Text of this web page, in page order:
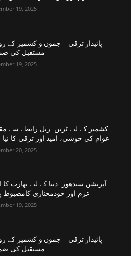
19, 2025
پائیدار ترقی – جموں و کشمیر کے
مستقبل کی
19, 2025
کشمیر کے لیے ٹرین: ریل رابطے سے
عوام کی خوشی، امید اور ترقی کا نیا
20, 2025
آپریشن سندھور: دنیا کے لیے بھارت کا
عزم اور خودمختاری کامضبوط
19, 2025
پائیدار ترقی – جموں و کشمیر کے
مستقبل کی